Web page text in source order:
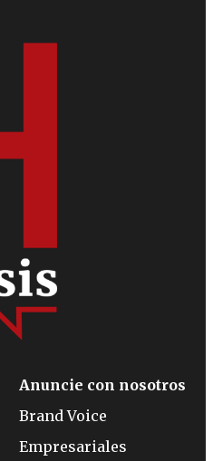
Anuncie con nosotros
Brand Voice
Empresariales